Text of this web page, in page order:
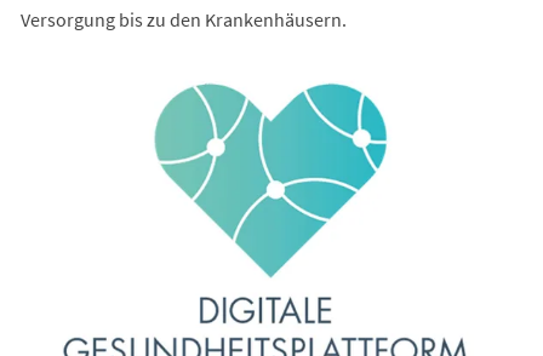
Versorgung bis zu den Krankenhäusern.